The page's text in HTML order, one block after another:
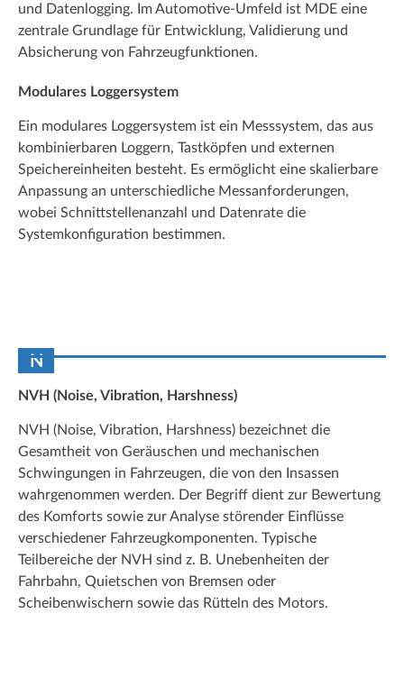
und Datenlogging. Im Automotive-Umfeld ist MDE eine
zentrale Grundlage für Entwicklung, Validierung und
Absicherung von Fahrzeugfunktionen.
Modulares Loggersystem
Ein modulares Loggersystem ist ein Messsystem, das aus
kombinierbaren Loggern, Tastköpfen und externen
Speichereinheiten besteht. Es ermöglicht eine skalierbare
Anpassung an unterschiedliche Messanforderungen,
wobei Schnittstellenanzahl und Datenrate die
Systemkonfiguration bestimmen.
N
NVH (Noise, Vibration, Harshness)
NVH (Noise, Vibration, Harshness) bezeichnet die
Gesamtheit von Geräuschen und mechanischen
Schwingungen in Fahrzeugen, die von den Insassen
wahrgenommen werden. Der Begriff dient zur Bewertung
des Komforts sowie zur Analyse störender Einflüsse
verschiedener Fahrzeugkomponenten. Typische
Teilbereiche der NVH sind z. B. Unebenheiten der
Fahrbahn, Quietschen von Bremsen oder
Scheibenwischern sowie das Rütteln des Motors.